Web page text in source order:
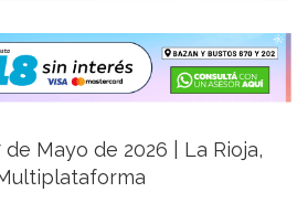
de Mayo de 2026 | La Rioja,